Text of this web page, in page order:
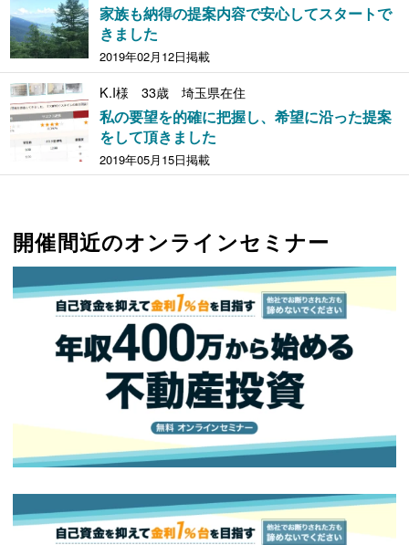
家族も納得の提案内容で安心してスタートで
きました
2019年02月12日掲載
K.I様 33歳 埼玉県在住
私の要望を的確に把握し、希望に沿った提案
をして頂きました
2019年05月15日掲載
開催間近のオンラインセミナー